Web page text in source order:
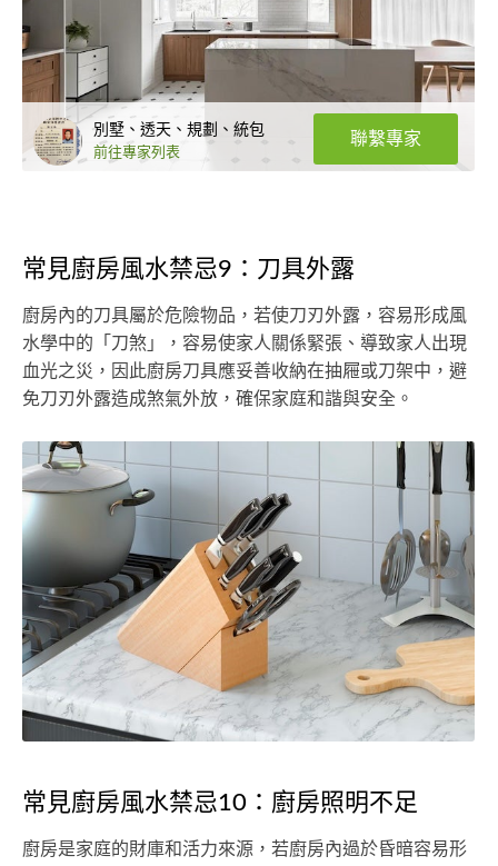
別墅、透天、規劃、統包
前往專家列表
聯繫專家
常見廚房風水禁忌9：刀具外露
廚房內的刀具屬於危險物品，若使刀刃外露，容易形成風
水學中的「刀煞」，容易使家人關係緊張、導致家人出現
血光之災，因此廚房刀具應妥善收納在抽屜或刀架中，避
免刀刃外露造成煞氣外放，確保家庭和諧與安全。
常見廚房風水禁忌10：廚房照明不足
廚房是家庭的財庫和活力來源，若廚房內過於昏暗容易形